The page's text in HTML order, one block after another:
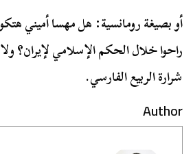
أو بصيغة رومانسية: هل مهسا أميني
راحوا خلال الحكم الإسلامي لإيران؟
شرارة الربيع الفارسي.
Author